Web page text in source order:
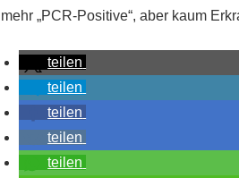
mehr „PCR-Positive“, aber kaum
teilen
teilen
teilen
teilen
teilen